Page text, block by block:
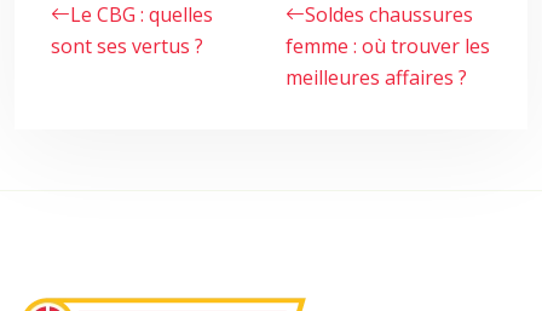
Le CBG : quelles
sont ses vertus ?
Soldes chaussures
femme : où trouver les
meilleures affaires ?